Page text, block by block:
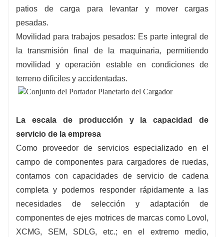
patios de carga para levantar y mover cargas
pesadas.
Movilidad para trabajos pesados: Es parte integral de
la transmisión final de la maquinaria, permitiendo
movilidad y operación estable en condiciones de
terreno difíciles y accidentadas.
La escala de producción y la capacidad de
servicio de la empresa
Como proveedor de servicios especializado en el
campo de componentes para cargadores de ruedas,
contamos con capacidades de servicio de cadena
completa y podemos responder rápidamente a las
necesidades de selección y adaptación de
componentes de ejes motrices de marcas como Lovol,
XCMG, SEM, SDLG, etc.; en el extremo medio,